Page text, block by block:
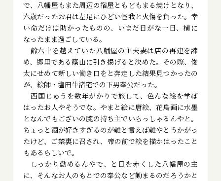
で、八幡屋もまた周辺の宿屋ともどもまる焼けとなり、
六歳だったお君は左足にひどい怪我と火傷を負った。幸
い命だけは助かったものの、いまだ日がな一日、横に
なったまま過ごしている。
齢六十を越えていた八幡屋の主夫妻は店の再建を諦
め、郷里である篠山に引き揚げると決めた。その際、俊
太にせめて新しい働き口をと奔走した結果見つかったの
が、絵師・塩田牛渚宅での下男奉公だった。
――西国じゅうを数年がかりで旅して、色んな絵を学ば
はったお人やそうでな。やまと絵に唐絵、花鳥画に水墨
となんでもございの腕の持ち主でいらっしゃるんやと。
ちょっと酒が好きすぎるのが難と言えば難やとうかがっ
たけど、ご禁裏に召され、帝の前で絵を描かはったこと
もあるらしいで。
しっかり勤めるんやで、と目を赤くした八幡屋の主
に、そんなお人のもとでの奉公など勤まるのだろうかと